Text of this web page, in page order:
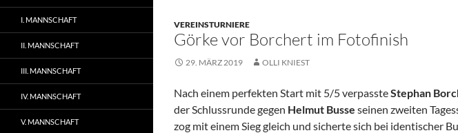
VEREINSTURNIERE
Görke vor Borchert im Fotofinish
29. MÄRZ 2019 OLLI KNIEST
Nach einem perfekten Start mit 5/5 verpassteStephan
der Schlussrunde gegen Helmut Busse seinen zweiten
zog mit einem Sieg gleich und sicherte sich bei identischer
I. MANNSCHAFT
II. MANNSCHAFT
III. MANNSCHAFT
IV. MANNSCHAFT
V. MANNSCHAFT